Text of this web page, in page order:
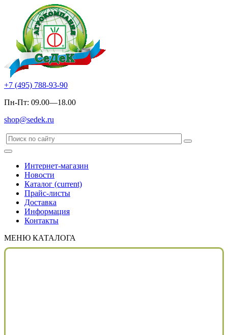
+7 (495) 788-93-90
Пн-Пт: 09.00—18.00
shop@sedek.ru
Интернет-магазин
Новости
Каталог (current)
Прайс-листы
Доставка
Информация
Контакты
МЕНЮ КАТАЛОГА